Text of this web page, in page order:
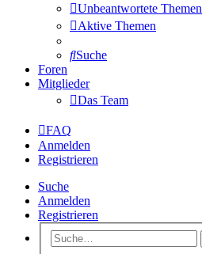
Unbeantwortete Themen
Aktive Themen
Suche
Foren
Mitglieder
Das Team
FAQ
Anmelden
Registrieren
Suche
Anmelden
Registrieren